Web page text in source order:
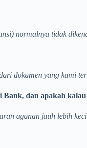
normalnya tidak
dokumen yang kami
Bank, dan apakah
agunan jauh lebih